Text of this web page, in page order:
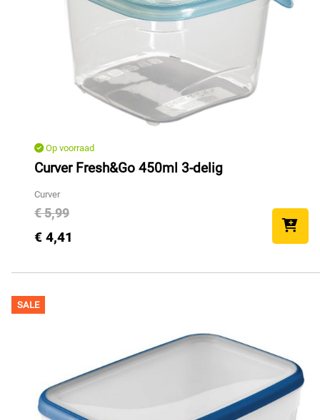
Op voorraad
Curver Fresh&Go 450ml 3-delig
Curver
€ 5,99
€ 4,41
SALE